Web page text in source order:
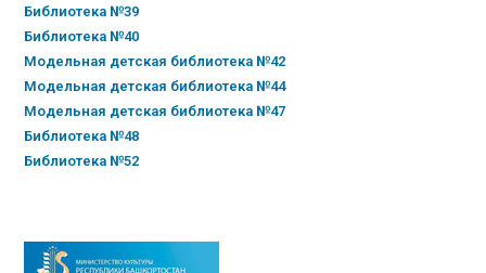
Библиотека №39
Библиотека №40
Модельная детская библиотека №42
Модельная детская библиотека №44
Модельная детская библиотека №47
Библиотека №48
Библиотека №52